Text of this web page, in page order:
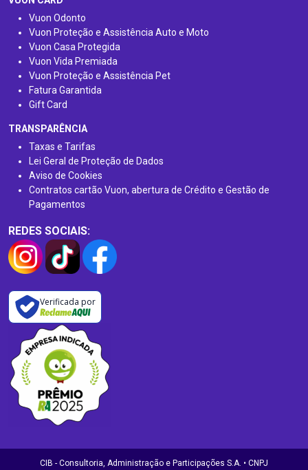
Vuon Odonto
Vuon Proteção e Assistência Auto e Moto
Vuon Casa Protegida
Vuon Vida Premiada
Vuon Proteção e Assistência Pet
Fatura Garantida
Gift Card
TRANSPARÊNCIA
Taxas e Tarifas
Lei Geral de Proteção de Dados
Aviso de Cookies
Contratos cartão Vuon, abertura de Crédito e Gestão de
Pagamentos
REDES SOCIAIS:
Verificada por
CIB - Consultoria, Administração e Participações S.A. • CNPJ